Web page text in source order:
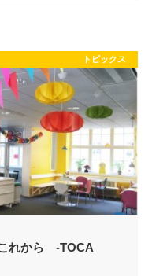
トピックス
これから -TOCA